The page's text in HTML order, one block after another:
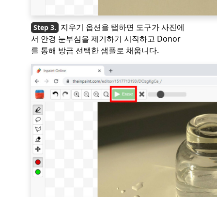
지우기 옵션을 탭하면 도구가 사진에
서 안경 눈부심을 제거하기 시작하고 Donor
를 통해 방금 선택한 샘플로 채웁니다.